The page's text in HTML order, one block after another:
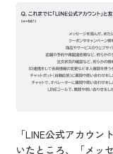
「LINE公式アカウ
いたところ、「メッ